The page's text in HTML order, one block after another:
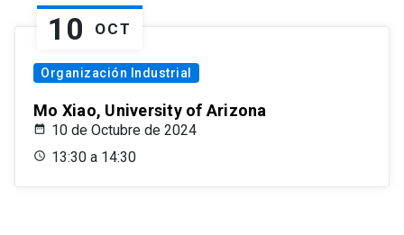
10 OCT
Organización Industrial
Mo Xiao, University of Arizona
10 de Octubre de 2024
13:30 a 14:30